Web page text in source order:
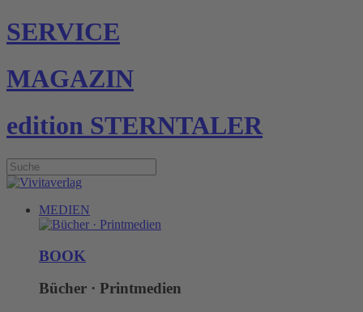
SERVICE
MAGAZIN
edition STERNTALER
MEDIEN
BOOK
Bücher · Printmedien